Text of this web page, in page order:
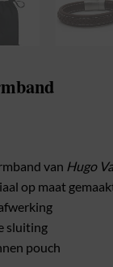
van Hugo
op maat
sluiting
pouch